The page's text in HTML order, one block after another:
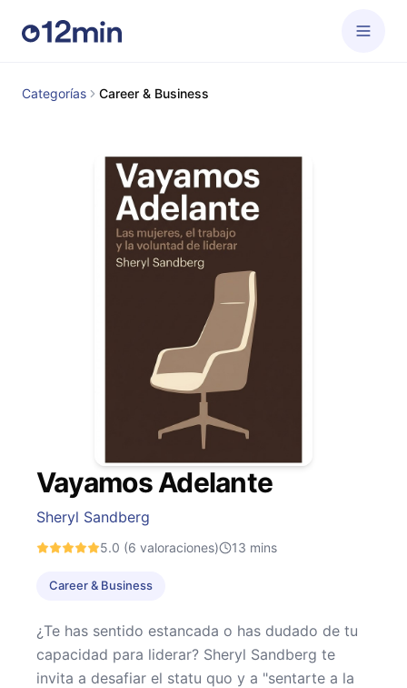
Categorías Career & Business
Vayamos Adelante
Sheryl Sandberg
5.0 (6 valoraciones) 13 mins
Career & Business
¿Te has sentido estancada o has dudado de tu
capacidad para liderar? Sheryl Sandberg te
invita a desafiar el statu quo y a "sentarte a la